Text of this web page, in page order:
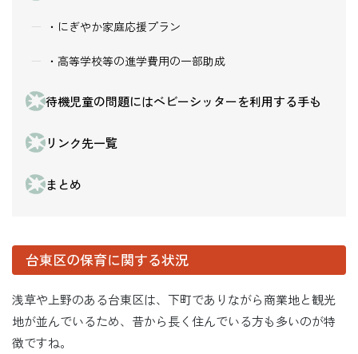
・にぎやか家庭応援プラン
・高等学校等の進学費用の一部助成
待機児童の問題にはベビーシッターを利用する手も
リンク先一覧
まとめ
台東区の保育に関する状況
浅草や上野のある台東区は、下町でありながら商業地と観光
地が並んでいるため、昔から長く住んでいる方も多いのが特
徴ですね。